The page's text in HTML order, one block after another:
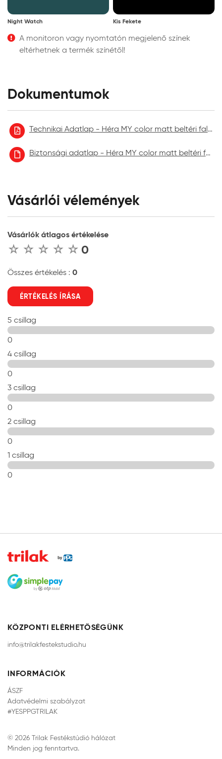
Night Watch Kis Fekete
A monitoron vagy nyomtatón megjelenő színek
eltérhetnek a termék színétől!
Dokumentumok
Technikai Adatlap - Héra MY color matt beltéri falfesték
Biztonsági adatlap - Héra MY color matt beltéri falfesték aktuális
Vásárlói vélemények
Vásárlók átlagos értékelése
0
Összes értékelés : 0
ÉRTÉKELÉS ÍRÁSA
5 csillag
0
4 csillag
0
3 csillag
0
2 csillag
0
1 csillag
0
KÖZPONTI ELÉRHETŐSÉGÜNK
info@trilakfestekstudio.hu
INFORMÁCIÓK
ÁSZF
Adatvédelmi szabályzat
#YESPPGTRILAK
© 2026 Trilak Festékstúdió hálózat
Minden jog fenntartva.